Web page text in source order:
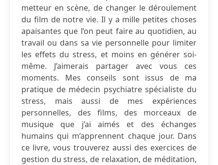
metteur en scène, de changer le déroulement
du film de notre vie. Il y a mille petites choses
apaisantes que l’on peut faire au quotidien, au
travail ou dans sa vie personnelle pour limiter
les effets du stress, et moins en générer soi-
même. J’aimerais partager avec vous ces
moments. Mes conseils sont issus de ma
pratique de médecin psychiatre spécialiste du
stress, mais aussi de mes expériences
personnelles, des films, des morceaux de
musique que j’ai aimés et des échanges
humains qui m’apprennent chaque jour. Dans
ce livre, vous trouverez aussi des exercices de
gestion du stress, de relaxation, de méditation,